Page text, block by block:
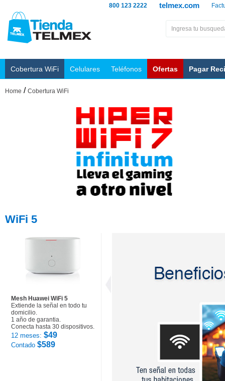
telmex.com
800 123 2222
Cobertura WiFi Celulares Teléfonos Ofertas Pagar
Home / Cobertura WiFi
WiFi 5
Mesh Huawei WiFi 5
Extiende la señal en todo tu
domicilio.
1 año de garantia.
Conecta hasta 30 dispositivos.
12 meses: $49
Contado $589